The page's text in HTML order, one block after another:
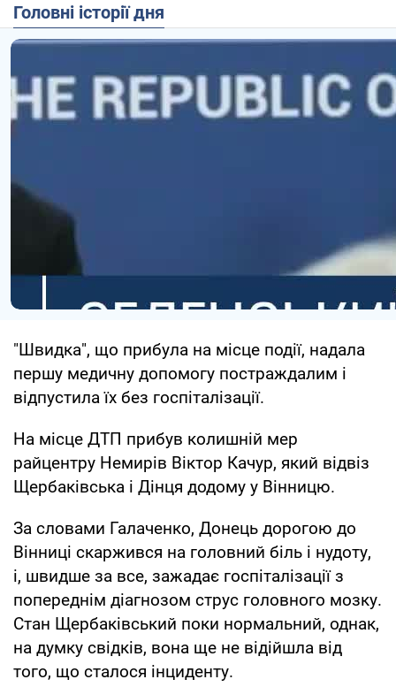
Головні історії дня
"Швидка", що прибула на місце події, надала
першу медичну допомогу постраждалим і
відпустила їх без госпіталізації.
На місце ДТП прибув колишній мер
райцентру Немирів Віктор Качур, який відвіз
Щербаківська і Дінця додому у Вінницю.
За словами Галаченко, Донець дорогою до
Вінниці скаржився на головний біль і нудоту,
і, швидше за все, зажадає госпіталізації з
попереднім діагнозом струс головного мозку.
Стан Щербаківський поки нормальний, однак,
на думку свідків, вона ще не відійшла від
того, що сталося інциденту.